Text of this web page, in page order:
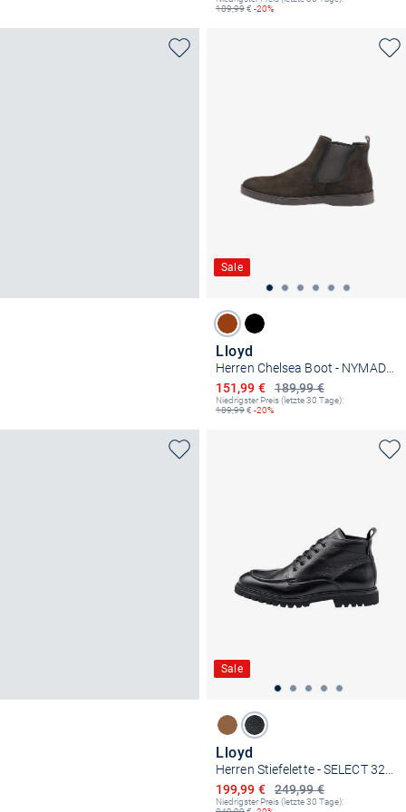
189,99€ -20%
Sale
Lloyd
Herren Chelsea Boot - NYMAD 315
189,99 €
Ermäßigter Preis
151,99 €
Niedrigster Preis (letzte 30 Tage):
189,99€ -20%
Sale
Lloyd
249,99 €
Ermäßigter Preis
199,99 €
Niedrigster Preis (letzte 30 Tage):